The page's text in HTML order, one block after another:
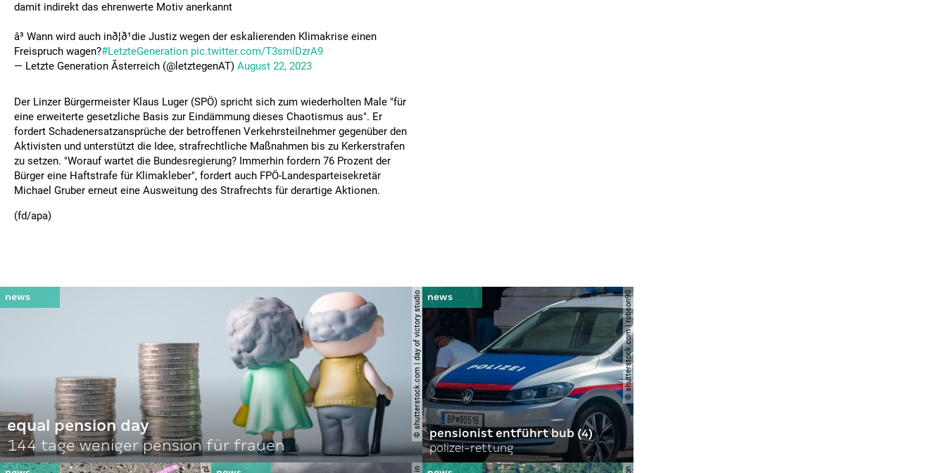
damit indirekt das ehrenwerte Motiv anerkannt
â³ Wann wird auch inð¦ð¹die Justiz wegen der eskalierenden Klimakrise einen
Freispruch wagen?#LetzteGeneration pic.twitter.com/T3smIDzrA9
— Letzte Generation Ãsterreich (@letztegenAT) August 22, 2023
Der Linzer Bürgermeister Klaus Luger (SPÖ) spricht sich zum wiederholten Male "für
eine erweiterte gesetzliche Basis zur Eindämmung dieses Chaotismus aus". Er
fordert Schadenersatzansprüche der betroffenen Verkehrsteilnehmer gegenüber den
Aktivisten und unterstützt die Idee, strafrechtliche Maßnahmen bis zu Kerkerstrafen
zu setzen. "Worauf wartet die Bundesregierung? Immerhin fordern 76 Prozent der
Bürger eine Haftstrafe für Klimakleber", fordert auch FPÖ-Landesparteisekretär
Michael Gruber erneut eine Ausweitung des Strafrechts für derartige Aktionen.
(fd/apa)
© shutterstock.com | day of victory studio
equal pension day
144 tage weniger pension für frauen
© shutterstock.com | robson90
pensionist entführt bub (4)
polizei-rettung